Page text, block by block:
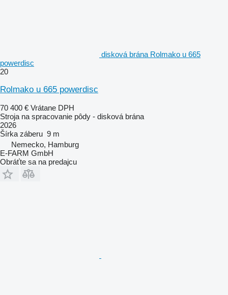
disková brána Rolmako u 665
powerdisc
20
Rolmako u 665 powerdisc
70 400 € Vrátane DPH
Stroja na spracovanie pôdy - disková brána
2026
Šírka záberu 9 m
Nemecko, Hamburg
E-FARM GmbH
Obráťte sa na predajcu